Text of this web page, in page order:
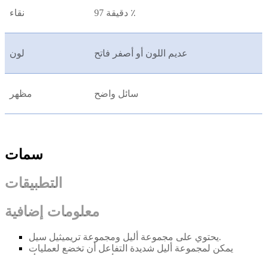
نقاء دقيقة 97 ٪
لون عديم اللون أو أصفر فاتح
مظهر سائل واضح
سمات
التطبيقات
معلومات إضافية
يحتوي على مجموعة أليل ومجموعة تريميثيل سيل.
يمكن لمجموعة أليل شديدة التفاعل أن تخضع لعمليات